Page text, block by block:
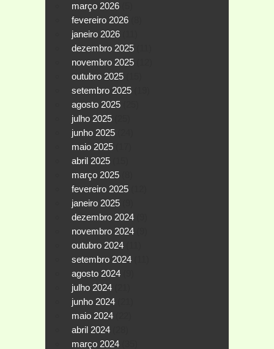
março 2026
fevereiro 2026
janeiro 2026
dezembro 2025
novembro 2025
outubro 2025
setembro 2025
agosto 2025
julho 2025
junho 2025
maio 2025
abril 2025
março 2025
fevereiro 2025
janeiro 2025
dezembro 2024
novembro 2024
outubro 2024
setembro 2024
agosto 2024
julho 2024
junho 2024
maio 2024
abril 2024
março 2024